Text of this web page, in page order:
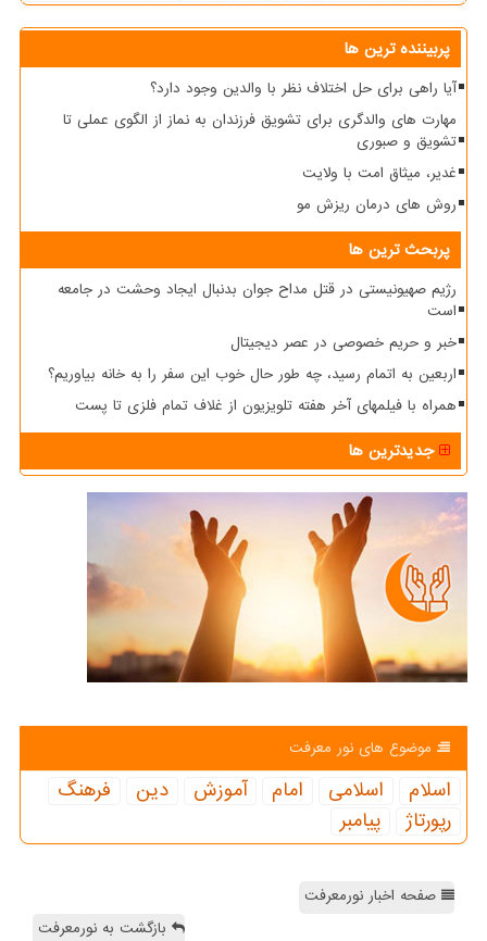
پربیننده ترین ها
آیا راهی برای حل اختلاف نظر با والدین وجود دارد؟
مهارت های والدگری برای تشویق فرزندان به نماز از الگوی عملی تا
تشویق و صبوری
غدیر، میثاق امت با ولایت
روش های درمان ریزش مو
پربحث ترین ها
رژیم صهیونیستی در قتل مداح جوان بدنبال ایجاد وحشت در جامعه
است
خبر و حریم خصوصی در عصر دیجیتال
اربعین به اتمام رسید، چه طور حال خوب این سفر را به خانه بیاوریم؟
همراه با فیلمهای آخر هفته تلویزیون از غلاف تمام فلزی تا پست
جدیدترین ها
موضوع های نور معرفت
اسلام اسلامی امام آموزش دین
فرهنگ
رپورتاژ
پیامبر
صفحه اخبار نورمعرفت
بازگشت به نورمعرفت